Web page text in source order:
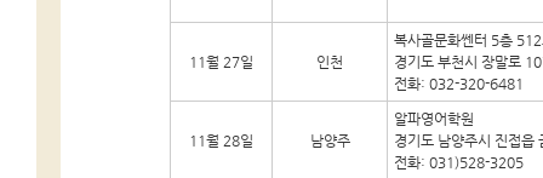
11월 27일 인천
복사골문화쎈터 5층
경기도 부천시 장말로
전화: 032-320-6481
11월 28일 남양주
알파영어학원
경기도 남양주시 진접
전화: 031)528-3205